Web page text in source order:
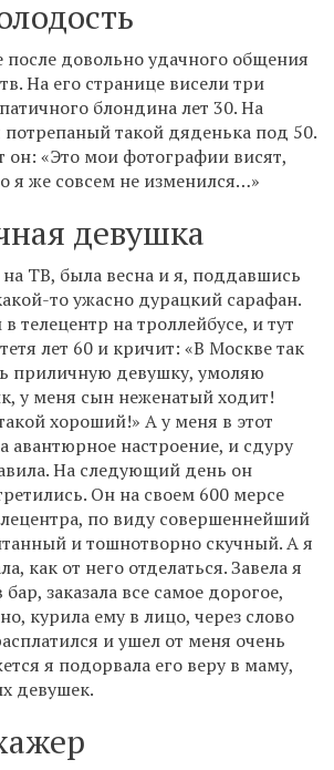
после довольно удачного общения
На его странице висели три
блондина лет 30. На
потрепаный такой дяденька под 50.
он: «Это мои фотографии висят,
я же совсем не изменился…»
девушка
на ТВ, была весна и я, поддавшись
то ужасно дурацкий сарафан.
телецентр на троллейбусе, и тут
лет 60 и кричит: «В Москве так
приличную девушку, умоляю
у меня сын неженатый ходит!
хороший!» А у меня в этот
авантюрное настроение, и сдуру
На следующий день он
Он на своем 600 мерсе
по виду совершеннейший
и тошнотворно скучный. А я
как от него отделаться. Завела я
бар, заказала все самое дорогое,
курила ему в лицо, через слово
и ушел от меня очень
я подорвала его веру в маму,
девушек.